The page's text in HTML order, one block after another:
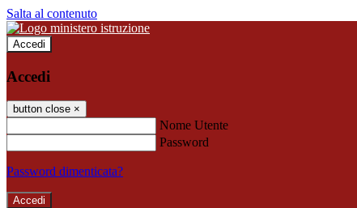
Salta al contenuto
Accedi
Accedi
button close ×
Nome Utente
Password
Password dimenticata?